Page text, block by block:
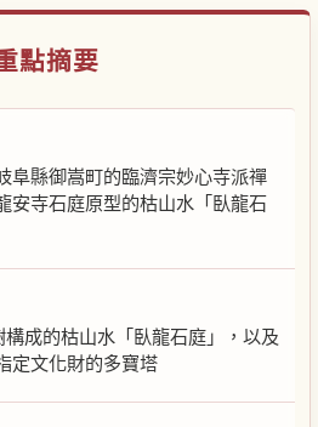
點摘要
阜縣御嵩町的臨濟宗妙心寺派禪
安寺石庭原型的枯山水「臥龍石
成的枯山水「臥龍石庭」，以及
定文化財的多寶塔